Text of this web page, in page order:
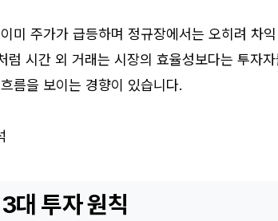
미 주가가 급등하며 정규장에서는 오히려 차익
시간 외 거래는 시장의 효율성보다는 투자자
름을 보이는 경향이 있습니다.
대 투자 원칙